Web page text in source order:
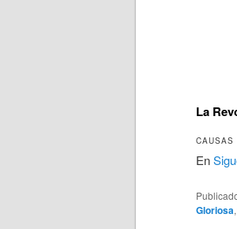
La
CAUSAS
En
Gloriosa,